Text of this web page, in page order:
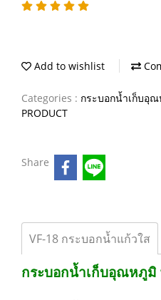
Add to wishlist
Categories : กระบอกน้ำเก็บอุ
PRODUCT
Share
VF-18 กระบอกน้ำแก้วใส
กระบอกน้ำเก็บอุณหภูมิ